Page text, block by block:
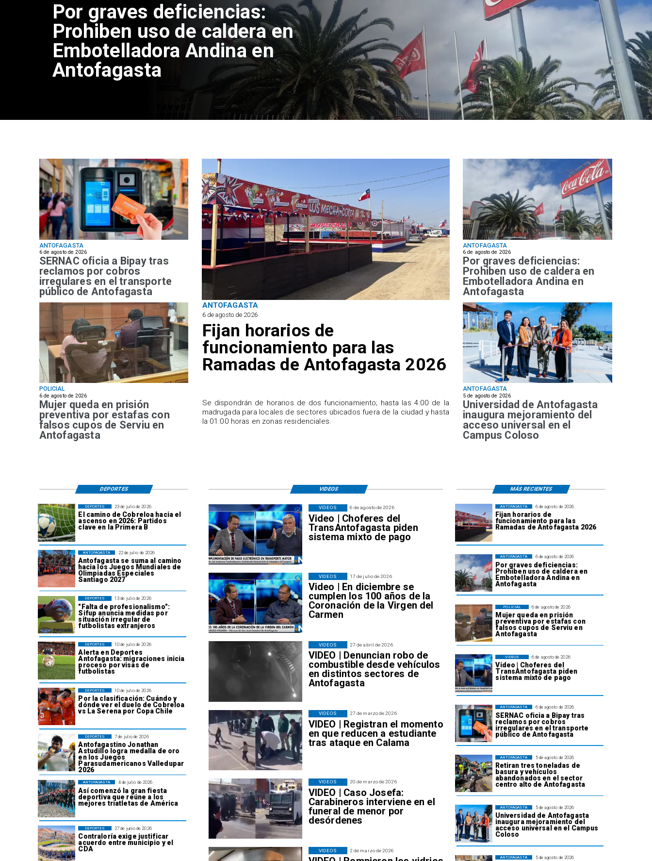
Por graves deficiencias:
Prohiben uso de caldera en
Embotelladora Andina en
Antofagasta
ANTOFAGASTA
6 de agosto de 2026
SERNAC oficia a Bipay tras
reclamos por cobros
irregulares en el transporte
público de Antofagasta
ANTOFAGASTA
6 de agosto de 2026
Fijan horarios de
funcionamiento para las
Ramadas de Antofagasta 2026
Se dispondrán de horarios de dos funcionamiento; hasta las 4:00 de la
madrugada para locales de sectores ubicados fuera de la ciudad y hasta
la 01:00 horas en zonas residenciales.
POLICIAL
6 de agosto de 2026
Mujer queda en prisión
preventiva por estafas con
falsos cupos de Serviu en
Antofagasta
ANTOFAGASTA
6 de agosto de 2026
Por graves deficiencias:
Prohiben uso de caldera en
Embotelladora Andina en
Antofagasta
ANTOFAGASTA
5 de agosto de 2026
Universidad de Antofagasta
inaugura mejoramiento del
acceso universal en el
Campus Coloso
6 de agosto de 2026
Fijan horarios de
funcionamiento para las
Ramadas de Antofagasta 2026
ANTOFAGASTA
6 de agosto de 2026
Por graves deficiencias:
Prohiben uso de caldera en
Embotelladora Andina en
Antofagasta
ANTOFAGASTA
6 de agosto de 2026
Mujer queda en prisión
preventiva por estafas con
falsos cupos de Serviu en
Antofagasta
POLICIAL
6 de agosto de 2026
Video | Choferes del
TransAntofagasta piden
sistema mixto de pago
VIDEOS
6 de agosto de 2026
SERNAC oficia a Bipay tras
reclamos por cobros
irregulares en el transporte
público de Antofagasta
ANTOFAGASTA
5 de agosto de 2026
Retiran tres toneladas de
basura y vehículos
abandonados en el sector
centro alto de Antofagasta
ANTOFAGASTA
5 de agosto de 2026
Universidad de Antofagasta
inaugura mejoramiento del
acceso universal en el Campus
Coloso
ANTOFAGASTA
5 de agosto de 2026
ANTOFAGASTA
23 de julio de 2026
El camino de Cobreloa hacia el
ascenso en 2026: Partidos
clave en la Primera B
DEPORTES
22 de julio de 2026
Antofagasta se suma al camino
hacia los Juegos Mundiales de
Olimpiadas Especiales
Santiago 2027
ANTOFAGASTA
13 de julio de 2026
"Falta de profesionalismo":
Sifup anuncia medidas por
situación irregular de
futbolistas extranjeros
DEPORTES
10 de julio de 2026
Alerta en Deportes
Antofagasta: migraciones inicia
proceso por visas de
futbolistas
DEPORTES
10 de julio de 2026
Por la clasificación: Cuándo y
dónde ver el duelo de Cobreloa
vs La Serena por Copa Chile
DEPORTES
7 de julio de 2026
Antofagastino Jonathan
Astudillo logra medalla de oro
en los Juegos
Parasudamericanos Valledupar
2026
DEPORTES
4 de julio de 2026
Así comenzó la gran fiesta
deportiva que reúne a los
mejores triatletas de América
ANTOFAGASTA
27 de junio de 2026
Contraloría exige justificar
acuerdo entre municipio y el
CDA
DEPORTES
6 de agosto de 2026
Video | Choferes del
TransAntofagasta piden
sistema mixto de pago
VIDEOS
17 de julio de 2026
Video | En diciembre se
cumplen los 100 años de la
Coronación de la Virgen del
Carmen
VIDEOS
27 de abril de 2026
VIDEO | Denuncian robo de
combustible desde vehículos
en distintos sectores de
Antofagasta
VIDEOS
27 de marzo de 2026
VIDEO | Registran el momento
en que reducen a estudiante
tras ataque en Calama
VIDEOS
20 de marzo de 2026
VIDEO | Caso Josefa:
Carabineros interviene en el
funeral de menor por
desórdenes
VIDEOS
2 de marzo de 2026
VIDEOS
VIDEOS
DEPORTES MÁS RECIENTES